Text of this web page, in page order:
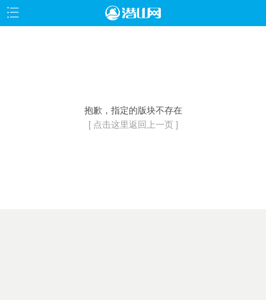
抱歉，指定的版块不存在
[ 点击这里返回上一页 ]